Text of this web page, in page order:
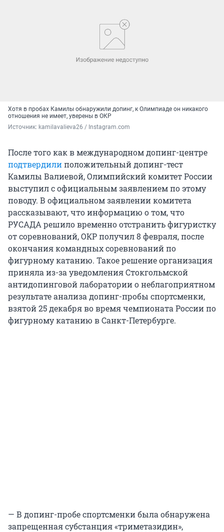
Хотя в пробах Камилы обнаружили допинг, к Олимпиаде он никакого
отношения не имеет, уверены в ОКР
Источник: kamilavalieva26 / Instagram.com
После того как в международном допинг-центре
подтвердилиположительный допинг-тест
Камилы Валиевой, Олимпийский комитет России
выступил с официальным заявлением по этому
поводу. В официальном заявлении комитета
рассказывают, что информацию о том, что
РУСАДА решило временно отстранить фигуристку
от соревнований, ОКР получил 8 февраля, после
окончания командных соревнований по
фигурному катанию. Такое решение организация
приняла из-за уведомления Стокгольмской
антидопинговой лаборатории о неблагоприятном
результате анализа допинг-пробы спортсменки,
взятой 25 декабря во время чемпионата России по
фигурному катанию в Санкт-Петербурге.
— В допинг-пробе спортсменки была обнаружена
запрещенная субстанция «триметазидин»,